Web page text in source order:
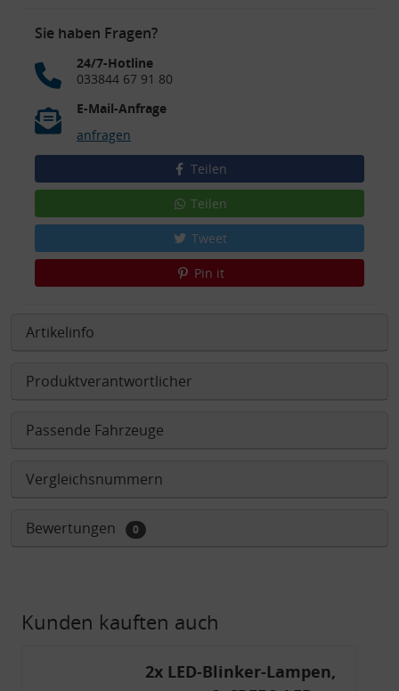
Sie haben Fragen?
24/7-Hotline
033844 67 91 80
E-Mail-Anfrage
anfragen
Teilen
Teilen
Tweet
Pin it
Artikelinfo
Produktverantwortlicher
Passende Fahrzeuge
Vergleichsnummern
Bewertungen 0
Kunden kauften auch
2x LED-Blinker-Lampen,